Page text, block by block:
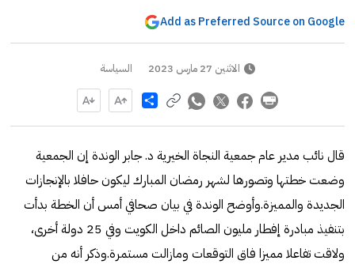
Add as Preferred Source on Google
الاثنين 27 مارس 2023 السياسة
Share
قال نائب مدير عام جمعية النجاة الخيرية د. جابر الوندة إن الجمعية
وضعت خطتها وتصورها لشهر رمضان المبارك ليكون حافلا بالإنجازات
الجديدة والمميزة.وأوضح الوندة في بيان صحافي أمس أن الخطة بدأت
بتنفيذ مبادرة إفطار مليون الصائم داخل الكويت وفي 25 دولة أخرى،
ولاقت تفاعلا مميزا فاق التوقعات ومازالت مستمرة.وذكر أنه من